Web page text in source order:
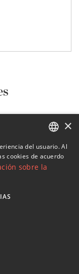
DM5355-03
, actualidad y
ENGLISH
SPANISH
×
del usuario. Al
cookies de acuerdo
sobre la